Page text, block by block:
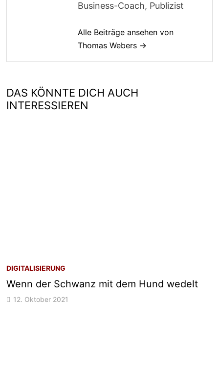
Business-Coach, Publizist
Alle Beiträge ansehen von
Thomas Webers →
DAS KÖNNTE DICH AUCH
INTERESSIEREN
DIGITALISIERUNG
Wenn der Schwanz mit dem Hund wedelt
12. Oktober 2021